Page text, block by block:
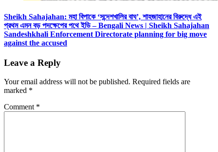
Sheikh Sahajahan: মহা বিপাকে ‘সন্দেশখালির বাঘ’, শাহজাহানের বিরুদ্ধে এই
প্রথম এমন বড় পদক্ষেপের পথে ইডি – Bengali News | Sheikh Sahajahan
Sandeshkhali Enforcement Directorate planning for big move
against the accused
Leave a Reply
Your email address will not be published. Required fields are
marked *
Comment *